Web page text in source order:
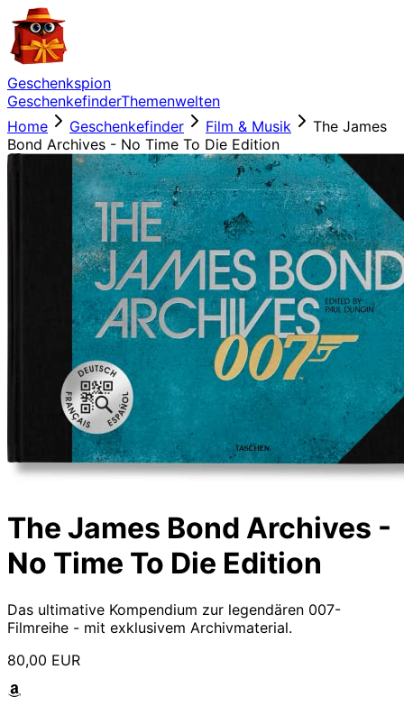
Geschenkspion
GeschenkefinderThemenwelten
Home
Geschenkefinder Film & Musik
The James
Bond Archives - No Time To Die Edition
The James Bond Archives -
No Time To Die Edition
Das ultimative Kompendium zur legendären 007-
Filmreihe - mit exklusivem Archivmaterial.
80,00 EUR